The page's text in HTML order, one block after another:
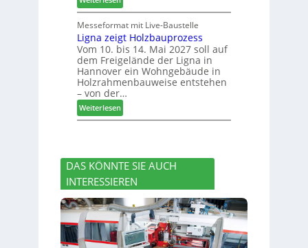
n
e
r
V
o
r
t
a
n
r
s
t
a
n
d
v
e
r
a
c
i
e
d
t
L
e
i
t
t
h
e
m
a
d
I
n
t
e
r
u
Messeformat mit Live-Baustelle
Ligna zeigt Holzbauprozess
Vom 10. bis 14. Mai 2027 soll auf
dem Freigelände der Ligna in
Hannover ein Wohngebäude in
Holzrahmenbauweise entstehen
– von der…
Weiterlesen:
L
n
a
z
i
g
t
H
DAS KÖNNTE SIE AUCH
INTERESSIEREN